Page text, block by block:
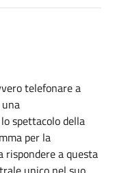
telefonare a
spettacolo della
per la
rispondere a questa